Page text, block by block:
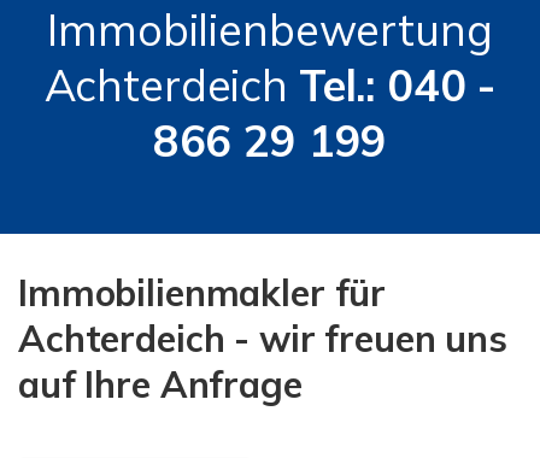
Immobilienbewertung
Achterdeich Tel.: 040 -
866 29 199
Immobilienmakler für
Achterdeich - wir freuen uns
auf Ihre Anfrage